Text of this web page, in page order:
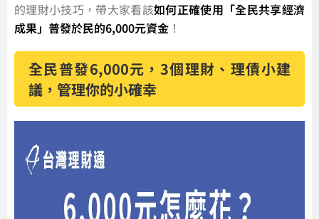
的理財小技巧，帶大家看該如何正確使用「全民共享經濟
成果」普發於民的6,000元資金 ！
全民普發6,000元，3個理財、理債小建
議，管理你的小確幸